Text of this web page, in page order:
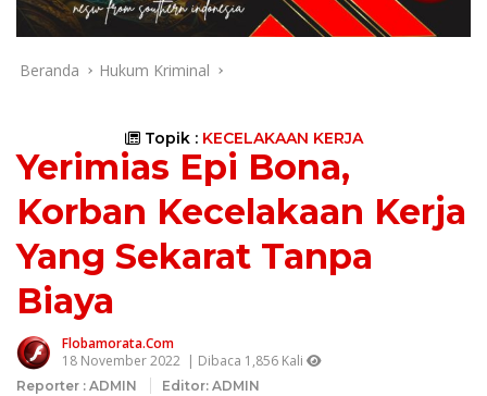
Beranda Hukum Kriminal
Topik : KECELAKAAN KERJA
Yerimias Epi Bona,
Korban Kecelakaan Kerja
Yang Sekarat Tanpa
Biaya
Flobamorata.com
18 November 2022 | Dibaca 1,856 Kali
Reporter : ADMIN Editor: ADMIN